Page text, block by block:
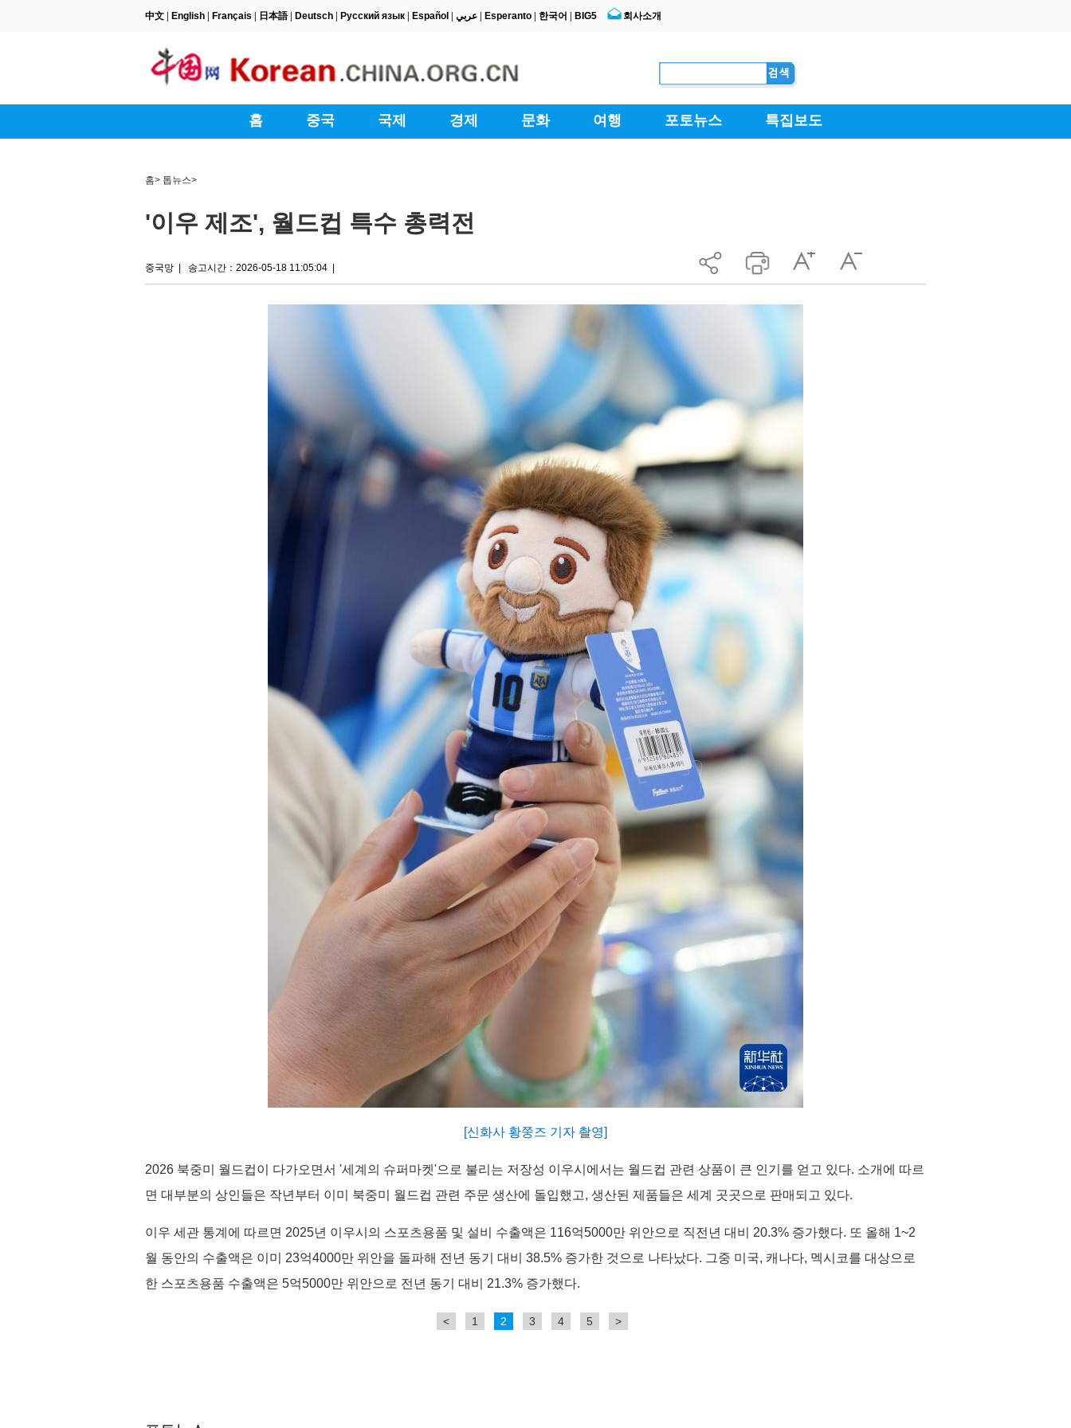
홈> 톱뉴스>
'이우 제조', 월드컵 특수 총력전
중국망 송고시간：2026-05-18 11:05:04
[신화사 황쭝즈 기자 촬영]
2026 북중미 월드컵이 다가오면서 '세계의 슈퍼마켓'으로 불리는 저장성 이우시에서는 월드컵 관련 상품이 큰 인기를 얻고 있다. 소개에 따르
면 대부분의 상인들은 작년부터 이미 북중미 월드컵 관련 주문 생산에 돌입했고, 생산된 제품들은 세계 곳곳으로 판매되고 있다.
이우 세관 통계에 따르면 2025년 이우시의 스포츠용품 및 설비 수출액은 116억5000만 위안으로 직전년 대비 20.3% 증가했다. 또 올해 1~2
월 동안의 수출액은 이미 23억4000만 위안을 돌파해 전년 동기 대비 38.5% 증가한 것으로 나타났다. 그중 미국, 캐나다, 멕시코를 대상으로
한 스포츠용품 수출액은 5억5000만 위안으로 전년 동기 대비 21.3% 증가했다.
< 1 2 3 4 5 >